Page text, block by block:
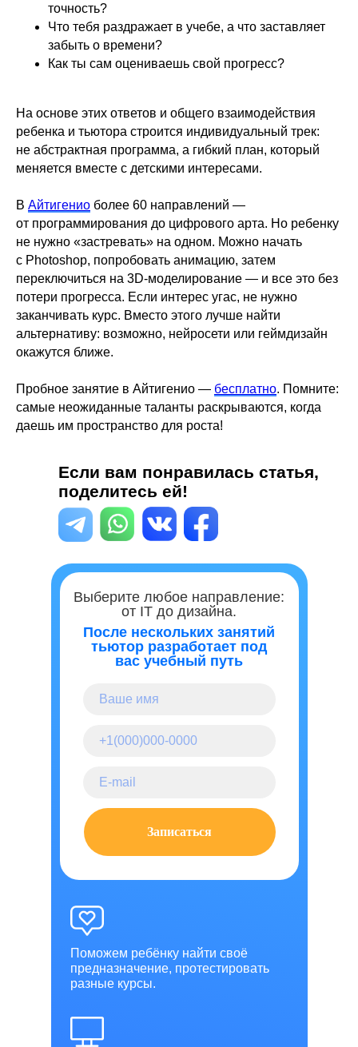
точность?
Что тебя раздражает в учебе, а что заставляет
забыть о времени?
Как ты сам оцениваешь свой прогресс?
На основе этих ответов и общего взаимодействия
ребенка и тьютора строится индивидуальный трек:
не абстрактная программа, а гибкий план, который
меняется вместе с детскими интересами.
В Айтигенио более 60 направлений —
от программирования до цифрового арта. Но ребенку
не нужно «застревать» на одном. Можно начать
с Photoshop, попробовать анимацию, затем
переключиться на 3D-моделирование — и все это без
потери прогресса. Если интерес угас, не нужно
заканчивать курс. Вместо этого лучше найти
альтернативу: возможно, нейросети или геймдизайн
окажутся ближе.
Пробное занятие в Айтигенио — бесплатно. Помните:
самые неожиданные таланты раскрываются, когда
даешь им пространство для роста!
Если вам понравилась статья,
поделитесь ей!
Поможем ребёнку найти своё
предназначение, протестировать
разные курсы.
Записаться
После нескольких занятий
тьютор разработает под
вас учебный путь
Выберите любое направление:
от IT до дизайна.